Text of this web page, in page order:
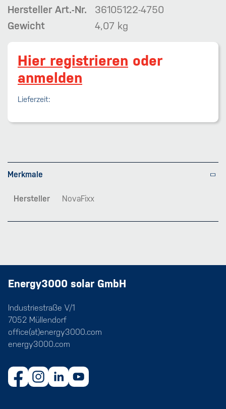
Hersteller Art.-Nr.
36105122-4750
Gewicht
4,07 kg
Hier registrieren oder
anmelden
Lieferzeit:
Merkmale
Hersteller NovaFixx
Energy3000 solar GmbH
Industriestraße V/1
7052 Müllendorf
office(at)energy3000.com
energy3000.com